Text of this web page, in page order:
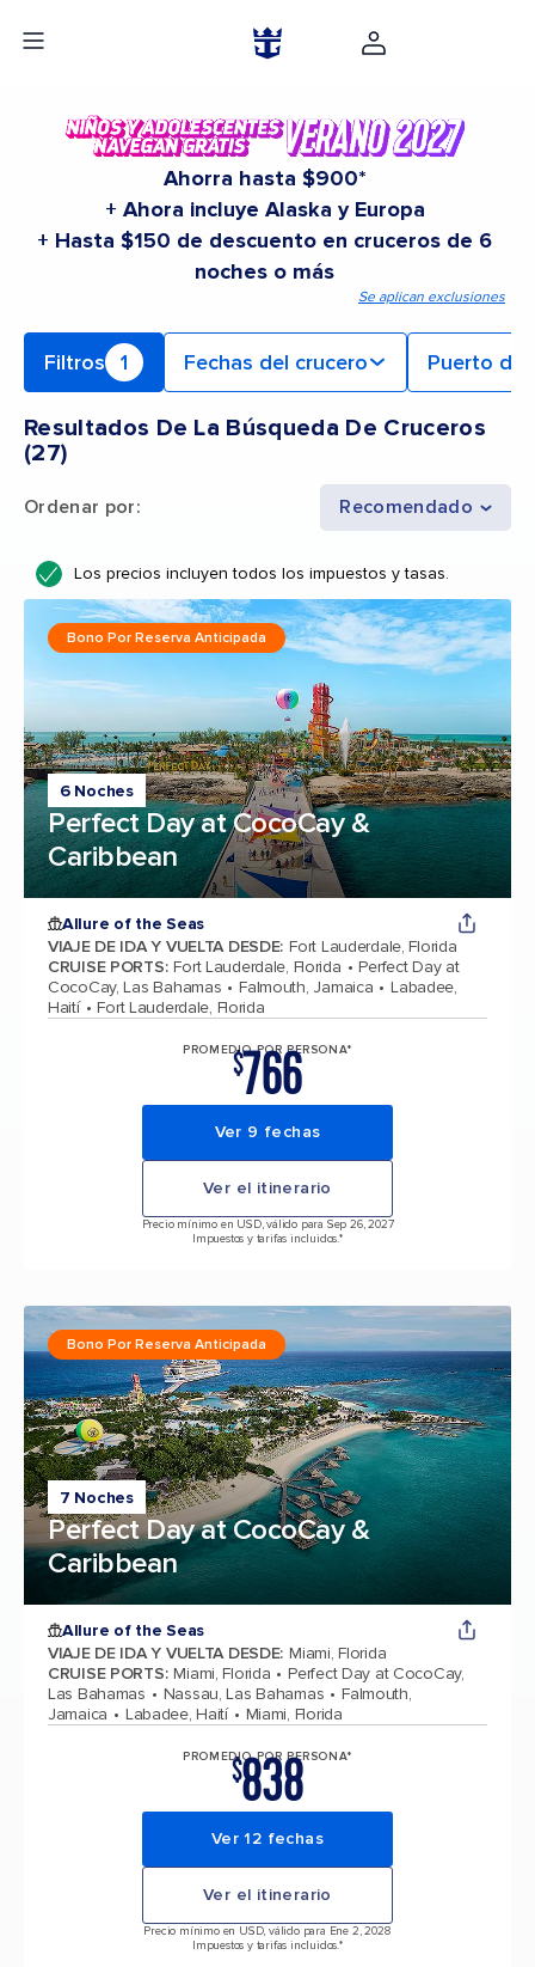
Ahorra hasta $900*
+ Ahora incluye Alaska y Europa
+ Hasta $150 de descuento en cruceros de 6
noches o más
Se aplican exclusiones
Filtros 1 Fechas del crucero Puerto de
Resultados De La Búsqueda De Cruceros
(27)
Ordenar por: Recomendado
Los precios incluyen todos los impuestos y tasas.
6 Noches
Perfect Day at CocoCay &
Caribbean
Bono Por Reserva Anticipada
Allure of the Seas
VIAJE DE IDA Y VUELTA DESDE: Fort Lauderdale, Florida
CRUISE PORTS: Fort Lauderdale, Florida
Perfect Day at
CocoCay, Las Bahamas
Falmouth, Jamaica
Labadee,
Haití
Fort Lauderdale, Florida
PROMEDIO POR PERSONA*
$766
Ver 9 fechas
Ver el itinerario
Precio mínimo en USD, válido para Sep 26, 2027
Impuestos y tarifas incluidos.*
7 Noches
Perfect Day at CocoCay &
Caribbean
Bono Por Reserva Anticipada
Allure of the Seas
VIAJE DE IDA Y VUELTA DESDE: Miami, Florida
CRUISE PORTS: Miami, Florida
Perfect Day at CocoCay,
Las Bahamas
Nassau, Las Bahamas
Falmouth,
Jamaica
Labadee, Haití Miami, Florida
PROMEDIO POR PERSONA*
$838
Ver 12 fechas
Ver el itinerario
Precio mínimo en USD, válido para Ene 2, 2028
Impuestos y tarifas incluidos.*